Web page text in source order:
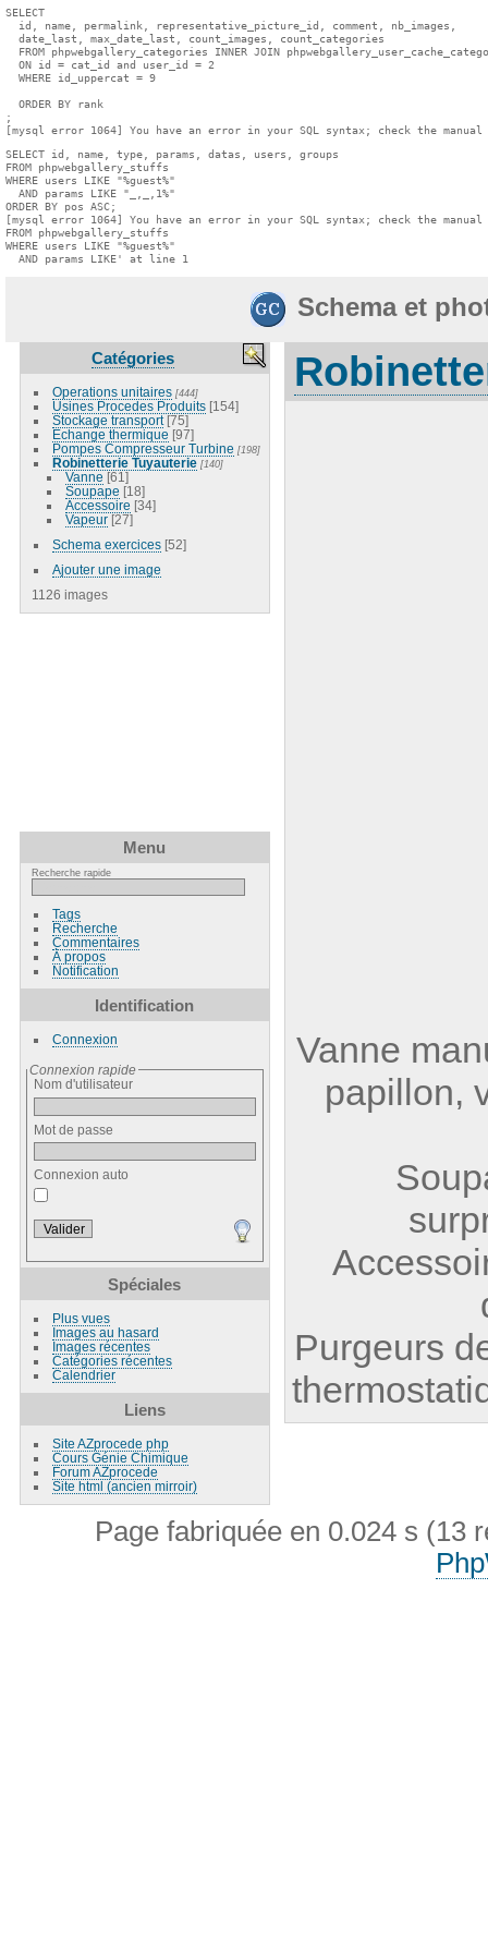
SELECT
  id, name, permalink, representative_picture_id, comment, nb_images,
  date_last, max_date_last, count_images, count_categories
FROM phpwebgallery_categories INNER JOIN
  ON id = cat_id and user_id = 2
  WHERE id_uppercat = 9
  ORDER BY rank
;
[mysql error 1064] You have an error in your SQL syntax; check the
SELECT id, name, type, params, datas, users, groups
FROM phpwebgallery_stuffs
WHERE users LIKE "%guest%"
  AND params LIKE "_,_,1%"
ORDER BY pos ASC;
[mysql error 1064] You have an error in your SQL syntax; check the
FROM phpwebgallery_stuffs
WHERE users LIKE "%guest%"
  AND params LIKE' at line 1
Schema et
Catégories
Operations unitaires [444]
Usines Procedes Produits [154]
Stockage transport [75]
Echange thermique [97]
Pompes Compresseur Turbine [198]
Robinetterie Tuyauterie [140]
Vanne [61]
Soupape [18]
Accessoire [34]
Vapeur [27]
Schema exercices [52]
Ajouter une image
1126 images
Menu
Recherche rapide
Tags
Recherche
Commentaires
À propos
Notification
Identification
Connexion
Connexion rapide
Nom d'utilisateur
Mot de passe
Connexion auto
Spéciales
Plus vues
Images au hasard
Images récentes
Catégories récentes
Calendrier
Liens
Site AZprocede php
Cours Génie Chimique
Forum AZprocede
Site html (ancien mirroir)
Vanne
papillon,
Purgeurs
Page fabriquée en 0.024 s (13
Php